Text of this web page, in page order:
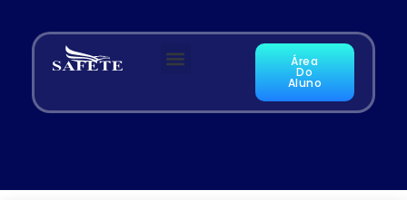
Área
Do
Aluno